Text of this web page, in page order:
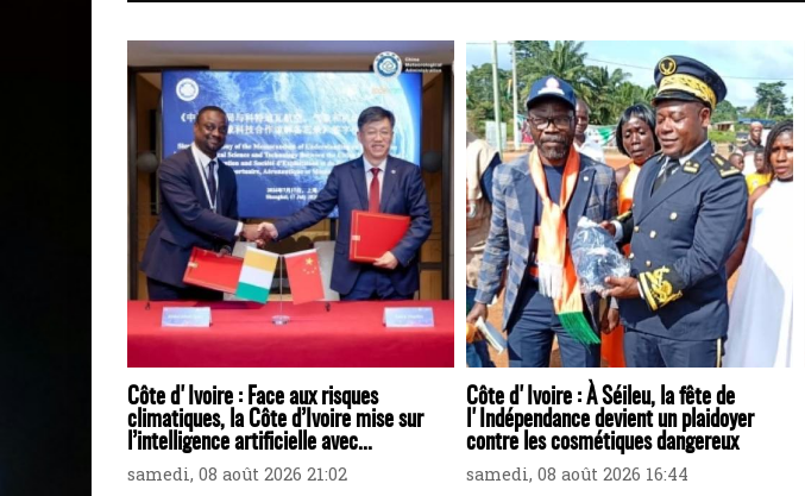
Côte d'Ivoire : Face aux risques
climatiques, la Côte d’Ivoire mise sur
l’intelligence artificielle avec...
samedi, 08 août 2026 21:02
Côte d'Ivoire : À Séileu, la fête de
l'Indépendance devient un plaidoyer
contre les cosmétiques dangereux
samedi, 08 août 2026 16:44